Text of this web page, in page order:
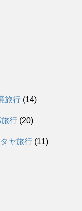
旅行 (14)
行 (20)
ヤ旅行 (11)